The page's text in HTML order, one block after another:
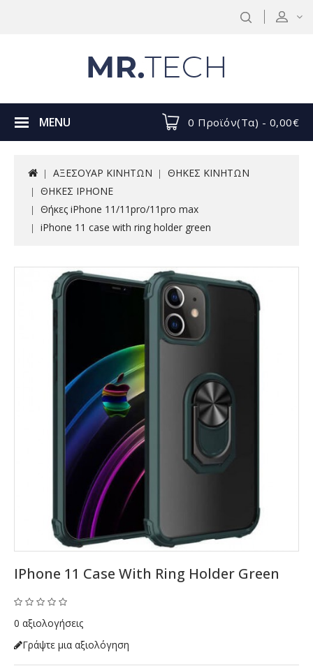
0 Προϊόν(τα) - 0,00€
MENU
ΑΞΕΣΟΥΑΡ ΚΙΝΗΤΩΝ
ΘΗΚΕΣ ΚΙΝΗΤΩΝ
ΘΗΚΕΣ IPHONE
Θήκες iPhone 11/11pro/11pro max
iPhone 11 case with ring holder green
IPhone 11 Case With Ring Holder Green
0 αξιολογήσεις
Γράψτε μια αξιολόγηση